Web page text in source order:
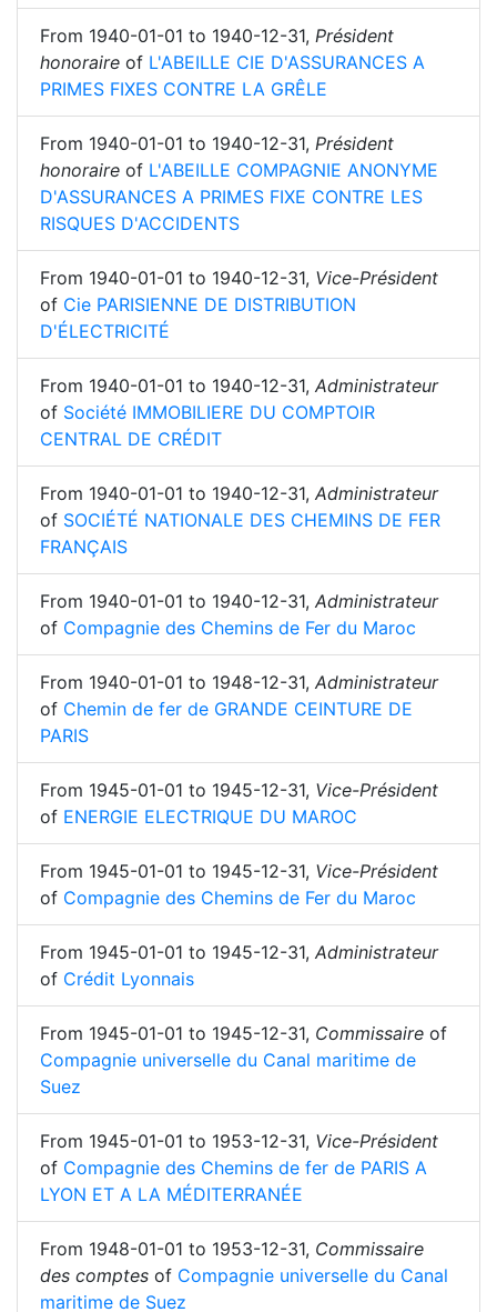
From 1940-01-01 to 1940-12-31, Président
honoraire of L'ABEILLE CIE D'ASSURANCES A
PRIMES FIXES CONTRE LA GRÊLE
From 1940-01-01 to 1940-12-31, Président
honoraire of L'ABEILLE COMPAGNIE ANONYME
D'ASSURANCES A PRIMES FIXE CONTRE LES
RISQUES D'ACCIDENTS
From 1940-01-01 to 1940-12-31, Vice-Président
of Cie PARISIENNE DE DISTRIBUTION
D'ÉLECTRICITÉ
From 1940-01-01 to 1940-12-31, Administrateur
of Société IMMOBILIERE DU COMPTOIR
CENTRAL DE CRÉDIT
From 1940-01-01 to 1940-12-31, Administrateur
of SOCIÉTÉ NATIONALE DES CHEMINS DE FER
FRANÇAIS
From 1940-01-01 to 1940-12-31, Administrateur
of Compagnie des Chemins de Fer du Maroc
From 1940-01-01 to 1948-12-31, Administrateur
of Chemin de fer de GRANDE CEINTURE DE
PARIS
From 1945-01-01 to 1945-12-31, Vice-Président
of ENERGIE ELECTRIQUE DU MAROC
From 1945-01-01 to 1945-12-31, Vice-Président
of Compagnie des Chemins de Fer du Maroc
From 1945-01-01 to 1945-12-31, Administrateur
of Crédit Lyonnais
From 1945-01-01 to 1945-12-31, Commissaire of
Compagnie universelle du Canal maritime de
Suez
From 1945-01-01 to 1953-12-31, Vice-Président
of Compagnie des Chemins de fer de PARIS A
LYON ET A LA MÉDITERRANÉE
From 1948-01-01 to 1953-12-31, Commissaire
des comptes of Compagnie universelle du Canal
maritime de Suez